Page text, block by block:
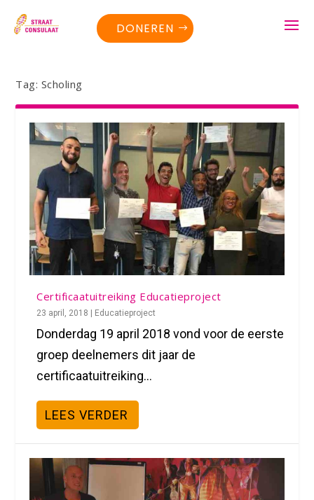
DONEREN
Tag: Scholing
Certificaatuitreiking Educatieproject
23 april, 2018 | Educatieproject
Donderdag 19 april 2018 vond voor de eerste
groep deelnemers dit jaar de
certificaatuitreiking...
LEES VERDER